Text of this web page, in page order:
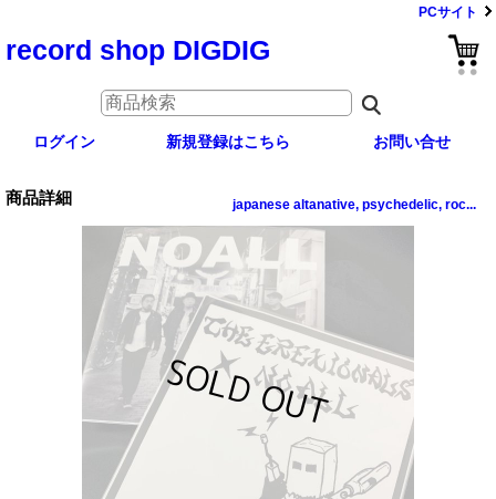
PCサイト
record shop DIGDIG
ログイン 新規登録はこちら お問い合せ
商品詳細 japanese altanative, psychedelic, roc...